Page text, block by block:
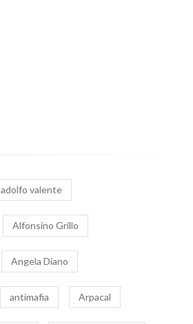
adolfo valente
Alfonsino Grillo
Angela Diano
antimafia Arpacal